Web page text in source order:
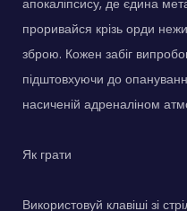
проривайся крізь орди
зброю. Кожен забіг
підштовхуючи до
насиченій адреналіном
Як грати
Використовуй клавіші зі